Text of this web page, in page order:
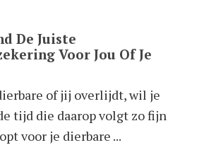
De Juiste
Voor Jou Of Je
of jij overlijdt, wil je
tijd die daarop volgt zo fijn
voor je dierbare ...